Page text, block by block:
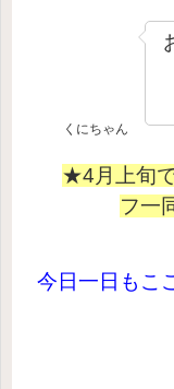
くにちゃん
★4月上旬
フ一
今日一日もこ